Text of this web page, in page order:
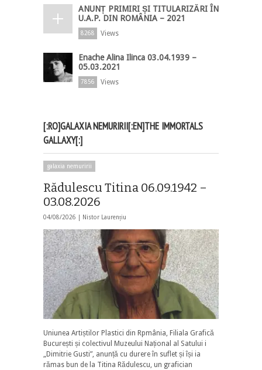
ANUNȚ PRIMIRI ȘI TITULARIZĂRI ÎN
U.A.P. DIN ROMÂNIA – 2021
8268 Views
Enache Alina Ilinca 03.04.1939 –
05.03.2021
7856 Views
[:RO]GALAXIA NEMURIRII[:EN]THE IMMORTALS
GALLAXY[:]
galaxia nemuririi
Rădulescu Titina 06.09.1942 –
03.08.2026
04/08/2026 | Nistor Laurențiu
Uniunea Artiștilor Plastici din Rpmânia, Filiala Grafică
București și colectivul Muzeului Național al Satului i
„Dimitrie Gusti”, anunță cu durere în suflet și își ia
rămas bun de la Titina Rădulescu, un grafician